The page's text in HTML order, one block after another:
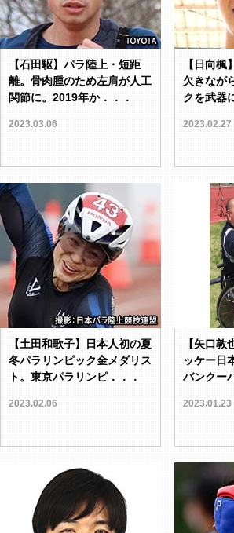
【石田駆】パラ陸上・短距
離。骨肉腫のため左肩が人工
関節に。2019年か．．．
2023.03.06
【日向
欠きなが
クを武器
2023.02.27
【土田和歌子】日本人初の夏
冬パラリンピック金メダリス
ト。東京パラリンピ．．．
2023.02.06
【矢口
ッケー日
バンクー
2023.01.23